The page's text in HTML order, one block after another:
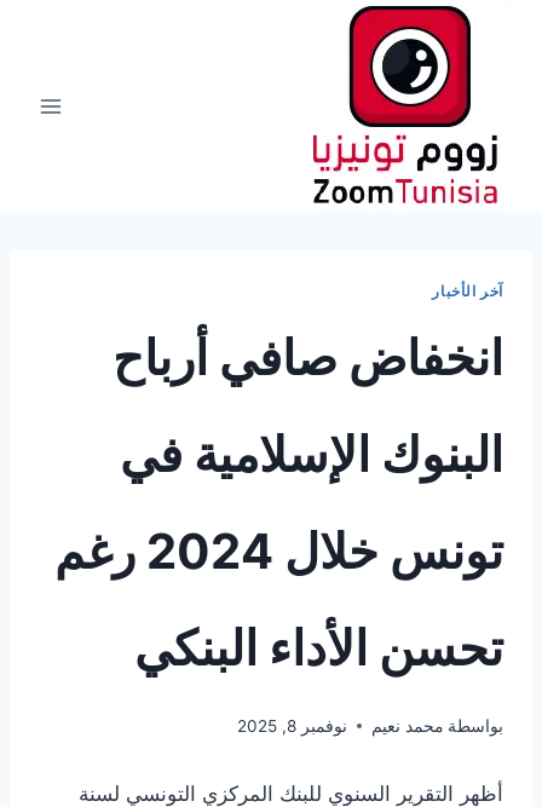
آخر الأخبار
انخفاض صافي أرباح
البنوك الإسلامية في
تونس خلال 2024 رغم
تحسن الأداء البنكي
بواسطة محمد نعيم نوفمبر 8, 2025
أظهر التقرير السنوي للبنك المركزي التونسي لسنة